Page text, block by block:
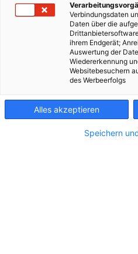
Verbindungsdaten
Daten über die
ihrem Endgerät;
Auswertung der
Wiedererkennung
Websitebesuchern
des Werbeerfolgs
Alles akzeptieren
Speichern